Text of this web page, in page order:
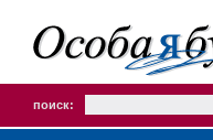
поиск: